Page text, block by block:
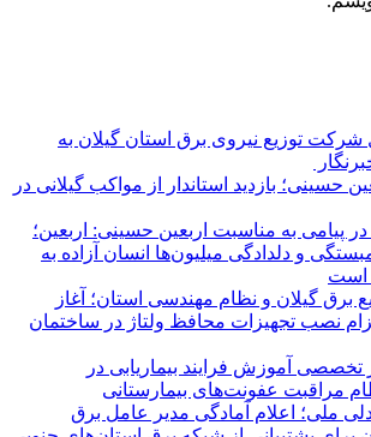
شركت توزیع نیروی برق استان گیلان به
حسینی؛ بازدید استاندار از مواکب گیلانی در
در پیامی به مناسبت اربعین حسینی: اربعین؛
و دلدادگی میلیون‌ها انسان آزاده به
است
برق گیلان و نظام مهندسی استان؛ آغاز
نصب تجهیزات محافظ ولتاژ در ساختمان
تخصصی آموزش فرایند بیماریابی در
مراقبت عفونت‌های بیمارستانی
ملی؛ اعلام آمادگی مدیر عامل برق